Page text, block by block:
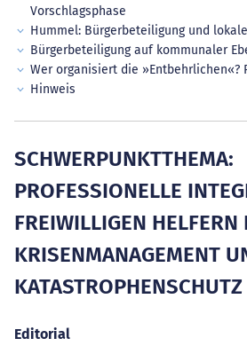
Vorschlagsphase
Hummel: Bürgerbeteiligung und
Bürgerbeteiligung auf kommunaler
Wer organisiert die »Entbehrlichen«?
Hinweis
SCHWERPUNKTTHEMA:
PROFESSIONELLE
FREIWILLIGEN HELFERN
KRISENMANAGEMENT
KATASTROPHENSCHUTZ
Editorial